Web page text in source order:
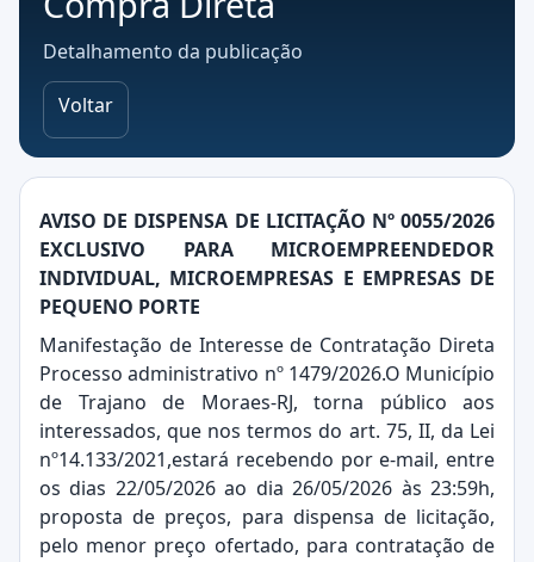
Detalhamento da publicação
Voltar
AVISO DE DISPENSA DE LICITAÇÃO Nº 0055/2026
EXCLUSIVO PARA MICROEMPREENDEDOR
INDIVIDUAL, MICROEMPRESAS E EMPRESAS DE
PEQUENO PORTE
Manifestação de Interesse de Contratação Direta
Processo administrativo nº 1479/2026.O Município
de Trajano de Moraes-RJ, torna público aos
interessados, que nos termos do art. 75, II, da Lei
nº14.133/2021,estará recebendo por e-mail, entre
os dias 22/05/2026 ao dia 26/05/2026 às 23:59h,
proposta de preços, para dispensa de licitação,
pelo menor preço ofertado, para contratação de